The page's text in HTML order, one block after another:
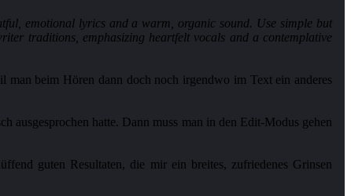
emotional lyrics and a warm, organic sound. Use simple but
traditions, emphasizing heartfelt vocals and a contemplative
beim Hören dann doch noch irgendwo im Text ein anderes
ausgesprochen hatte. Dann muss man in den Edit-Modus gehen
guten Resultaten, die mir ein breites, zufriedenes Grinsen